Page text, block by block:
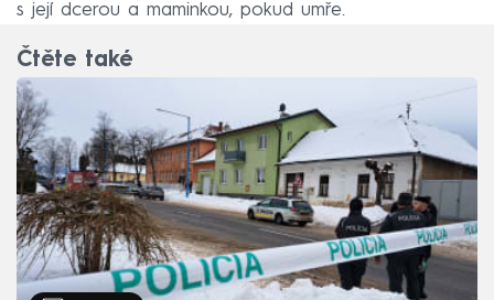
s její dcerou a maminkou, pokud umře.
Čtěte také